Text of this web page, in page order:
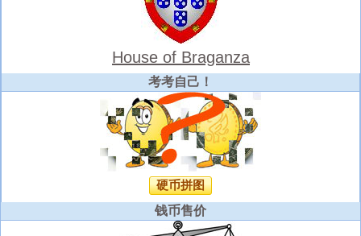
House of Braganza
考考自己！
硬币拼图
钱币售价